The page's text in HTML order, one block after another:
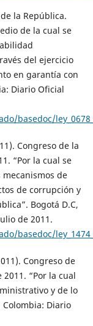
la República.
de la cual se
del ejercicio
en garantía con
Diario Oficial
basedoc/
Congreso de la
“Por la cual se
de
de corrupción y
Bogotá D.C,
de 2011.
basedoc/
Congreso de
“Por la cual
y de lo
Colombia: Diario